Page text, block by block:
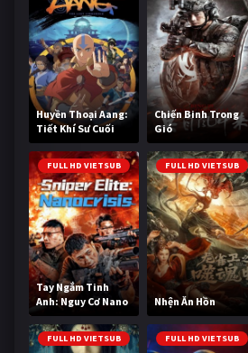
Huyền Thoại Aang:
Tiết Khí Sư Cuối
Cùng
Chiến Binh Trong
Gió
FULL HD VIETSUB
Tay Ngắm Tinh
Anh: Nguy Cơ Nano
FULL HD VIETSUB
Nhện Ăn Hồn
FULL HD VIETSUB FULL HD VIETSUB